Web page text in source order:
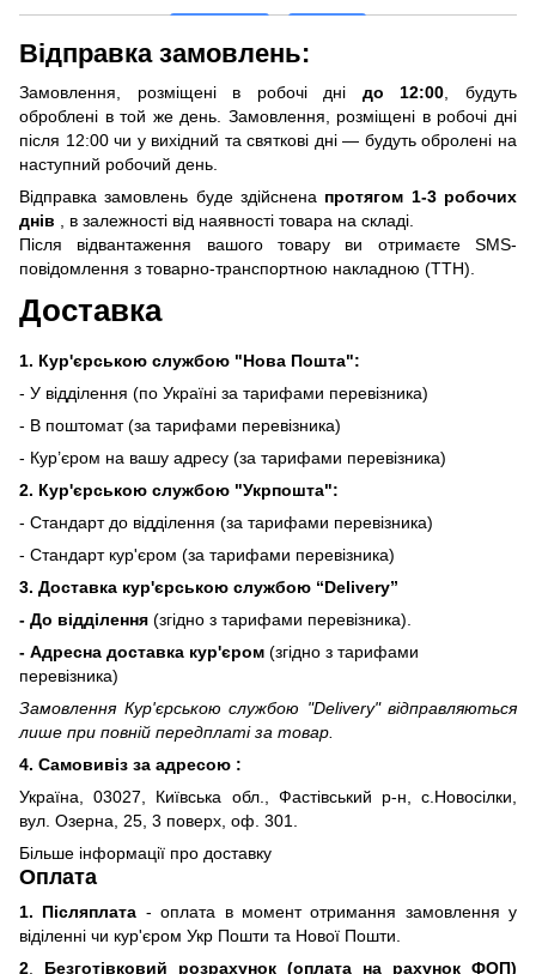
Відправка замовлень:
Замовлення, розміщені в робочі дні до 12:00 , будуть
оброблені в той же день. Замовлення, розміщені в робочі дні
після 12:00 чи у вихідний та святкові дні — будуть обролені на
наступний робочий день.
Відправка замовлень буде здійснена протягом 1-3 робочих
днів , в залежності від наявності товара на складі.
Після відвантаження вашого товару ви отримаєте SMS-
повідомлення з товарно-транспортною накладною (ТТН).
Доставка
1. Кур'єрською службою "Нова Пошта":
- У відділення (по Україні за тарифами перевізника)
- В поштомат (за тарифами перевізника)
- Кур’єром на вашу адресу (за тарифами перевізника)
2. Кур'єрською службою "Укрпошта":
- Стандарт до відділення (за тарифами перевізника)
- Стандарт кур'єром (за тарифами перевізника)
3. Доставка кур'єрською службою “Delivery”
- До відділення (згідно з тарифами перевізника).
- Адресна доставка кур'єром (згідно з тарифами
перевізника)
Замовлення Кур'єрською службою "Delivery" відправляються
лише при повній передплаті за товар.
4. Самовивіз за адресою :
Україна, 03027, Київська обл., Фастівський р-н, с.Новосілки,
вул. Озерна, 25, 3 поверх, оф. 301.
Більше інформації про доставку
Оплата
1. Післяплата - оплата в момент отримання замовлення у
віділенні чи кур'єром Укр Пошти та Нової Пошти.
2
Безготівковий розрахунок (оплата на рахунок ФОП)